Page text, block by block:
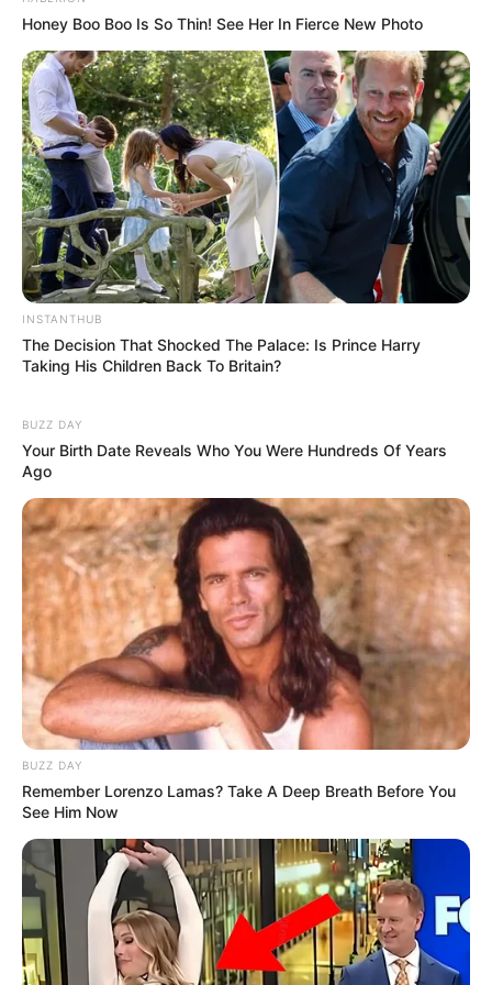
Serem! 9 Chat Ojek Online &
Pelanggan Ini Bikin Auto
Merinding
Honey Boo Boo Is So Thin! See Her In Fierce New Photo
INSTANTHUB
The Decision That Shocked The Palace: Is Prince Harry
Taking His Children Back To Britain?
BUZZ DAY
Your Birth Date Reveals Who You Were Hundreds Of Years
Ago
BUZZ DAY
Remember Lorenzo Lamas? Take A Deep Breath Before You
See Him Now